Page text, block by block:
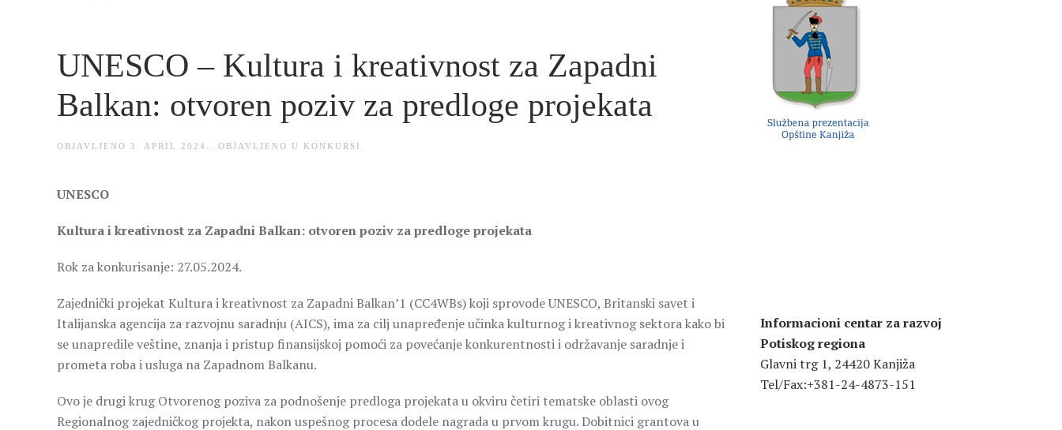
UNESCO – Kultura i kreativnost za Zapadni
Balkan: otvoren poziv za predloge projekata
OBJAVLJENO 3. APRIL 2024. . OBJAVLJENO U KONKURSI
UNESCO
Kultura i kreativnost za Zapadni Balkan: otvoren poziv za predloge projekata
Rok za konkurisanje: 27.05.2024.
Zajednički projekat Kultura i kreativnost za Zapadni Balkan’1 (CC4WBs) koji sprovode UNESCO, Britanski savet i
Italijanska agencija za razvojnu saradnju (AICS), ima za cilj unapređenje učinka kulturnog i kreativnog sektora kako bi
se unapredile veštine, znanja i pristup finansijskoj pomoći za povećanje konkurentnosti i održavanje saradnje i
prometa roba i usluga na Zapadnom Balkanu.
Ovo je drugi krug Otvorenog poziva za podnošenje predloga projekata u okviru četiri tematske oblasti ovog
Regionalnog zajedničkog projekta, nakon uspešnog procesa dodele nagrada u prvom krugu. Dobitnici grantova u
Informacioni centar za razvoj
Potiskog regiona
Glavni trg 1, 24420 Kanjiža
Tel/Fax:+381-24-4873-151